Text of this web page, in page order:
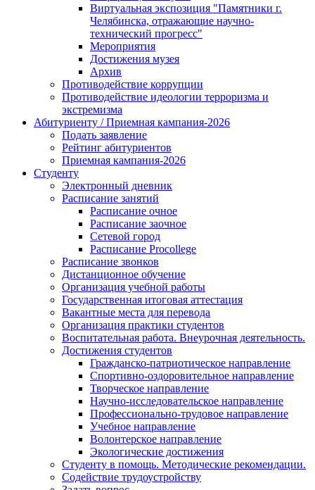
Виртуальная экспозиция "Памятники г.
Челябинска, отражающие научно-
технический прогресс"
Мероприятия
Достижения музея
Архив
Противодействие коррупции
Противодействие идеологии терроризма и
экстремизма
Абитуриенту / Приемная кампания-2026
Подать заявление
Рейтинг абитуриентов
Приемная кампания-2026
Студенту
Электронный дневник
Расписание занятий
Расписание очное
Расписание заочное
Сетевой город
Расписание Procollege
Расписание звонков
Дистанционное обучение
Организация учебной работы
Государственная итоговая аттестация
Вакантные места для перевода
Организация практики студентов
Воспитательная работа. Внеурочная деятельность.
Достижения студентов
Гражданско-патриотическое направление
Спортивно-оздоровительное направление
Творческое направление
Научно-исследовательское направление
Профессионально-трудовое направление
Учебное направление
Волонтерское направление
Экологические достижения
Студенту в помощь. Методические рекомендации.
Содействие трудоустройству